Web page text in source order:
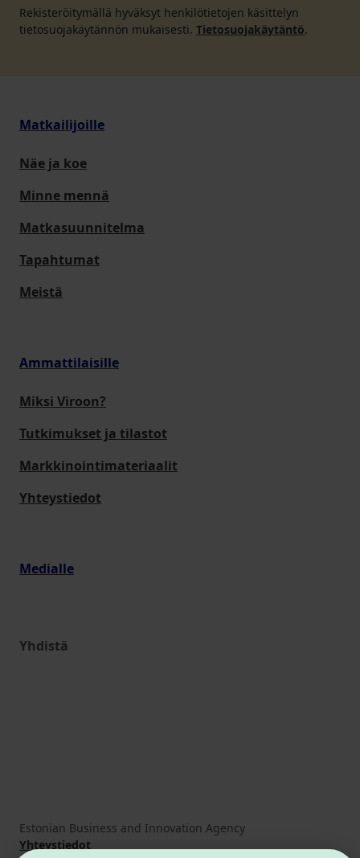
Rekisteröitymällä hyväksyt henkilötietojen käsittelyn
tietosuojakäytännön mukaisesti. Tietosuojakäytäntö.
Matkailijoille
Näe ja koe
Minne mennä
Matkasuunnitelma
Tapahtumat
Meistä
Ammattilaisille
Miksi Viroon?
Tutkimukset ja tilastot
Markkinointimateriaalit
Yhteystiedot
Medialle
Yhdistä
Estonian Business and Innovation Agency
Yhteystiedot